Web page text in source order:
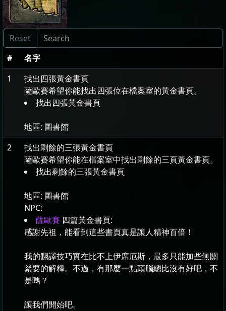
#
名字
1
找出四張黃金書頁
薩歐賽希望你能找出四張位在檔案室的黃金書頁。
找出四張黃金書頁
地區: 圖書館
2
找出剩餘的三張黃金書頁
薩歐賽希望你能在檔案室中找出剩餘的三頁黃金書頁。
找出剩餘的三張黃金書頁
地區: 圖書館
NPC:
薩歐賽 四篇黃金書頁:
感謝先祖，能看到這些書頁真是讓人精神百倍！
我的翻譯技巧實在比不上伊席厄斯，最多只能加些無關
緊要的解釋。不過，有那麼一點頭腦總比沒有好吧，不
是嗎？
讓我們開始吧。